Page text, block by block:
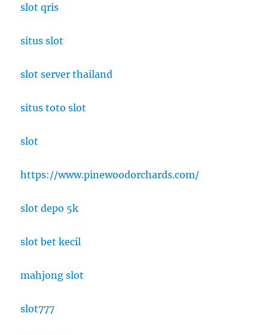
slot qris
situs slot
slot server thailand
situs toto slot
slot
https://www.pinewoodorchards.com/
slot depo 5k
slot bet kecil
mahjong slot
slot777